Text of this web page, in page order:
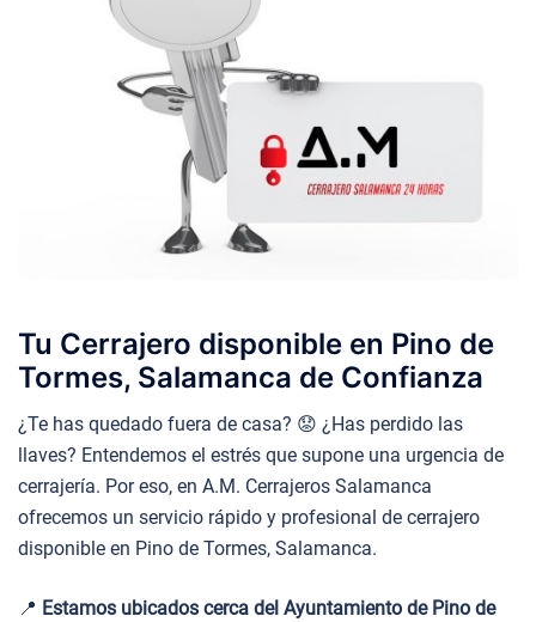
Tu Cerrajero disponible en Pino de
Tormes, Salamanca de Confianza
¿Te has quedado fuera de casa? 😟 ¿Has perdido las
llaves? Entendemos el estrés que supone una urgencia de
cerrajería. Por eso, en A.M. Cerrajeros Salamanca
ofrecemos un servicio rápido y profesional de cerrajero
disponible en Pino de Tormes, Salamanca.
📍 Estamos ubicados cerca del Ayuntamiento de Pino de